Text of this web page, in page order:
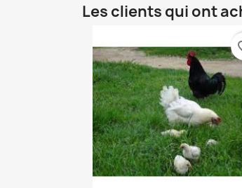
Les clients qui ont